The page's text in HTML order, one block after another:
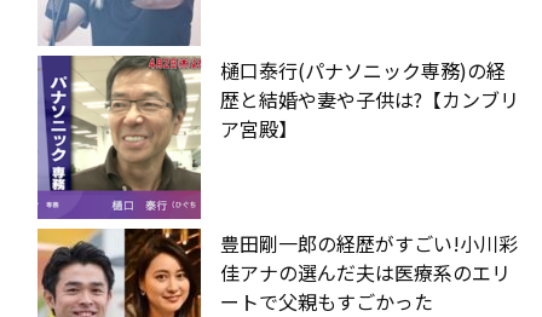
樋口泰行(パナソニック専務)の経
歴と結婚や妻や子供は?【カンブリ
ア宮殿】
豊田剛一郎の経歴がすごい!小川彩
佳アナの選んだ夫は医療系のエリ
ートで父親もすごかった